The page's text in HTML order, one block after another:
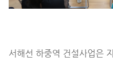
서해선 하중역 건설사업은